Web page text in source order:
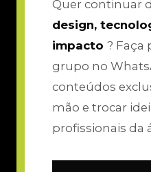
Quer continuar
design,
impacto ? Faça
grupo no
conteúdos
mão e trocar
profissionais da